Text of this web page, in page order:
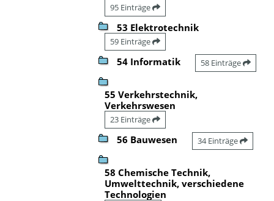
95 Einträge
53 Elektrotechnik
59 Einträge
54 Informatik 58 Einträge
55 Verkehrstechnik,
Verkehrswesen
23 Einträge
56 Bauwesen 34 Einträge
58 Chemische Technik,
Umwelttechnik, verschiedene
Technologien